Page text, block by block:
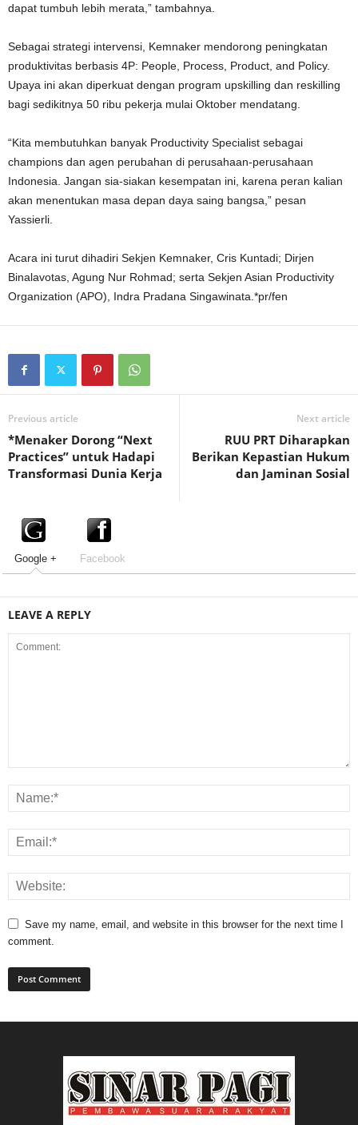
dapat tumbuh lebih merata,” tambahnya.
Sebagai strategi intervensi, Kemnaker mendorong peningkatan
produktivitas berbasis 4P: People, Process, Product, and Policy.
Upaya ini akan diperkuat dengan program upskilling dan reskilling
bagi sedikitnya 50 ribu pekerja mulai Oktober mendatang.
“Kita membutuhkan banyak Productivity Specialist sebagai
champions dan agen perubahan di perusahaan-perusahaan
Indonesia. Jangan sia-siakan kesempatan ini, karena peran kalian
akan menentukan masa depan daya saing bangsa,” pesan
Yassierli.
Acara ini turut dihadiri Sekjen Kemnaker, Cris Kuntadi; Dirjen
Binalavotas, Agung Nur Rohmad; serta Sekjen Asian Productivity
Organization (APO), Indra Pradana Singawinata.*pr/fen
Previous article
*Menaker Dorong “Next
Practices” untuk Hadapi
Transformasi Dunia Kerja
Next article
RUU PRT Diharapkan
Berikan Kepastian Hukum
dan Jaminan Sosial
Google + Facebook
LEAVE A REPLY
Save my name, email, and website in this browser for the next time I
comment.